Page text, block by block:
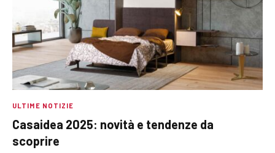
ULTIME NOTIZIE
Casaidea 2025: novità e tendenze da
scoprire